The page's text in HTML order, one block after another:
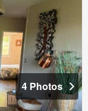
4 Photos